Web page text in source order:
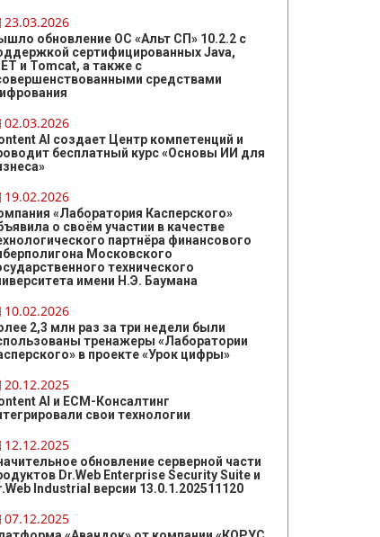
23.03.2026
обновление ОС «Альт СП» 10.2.2 с
сертифицированных Java,
и Tomcat, а также с
средствами
02.03.2026
AI создает Центр компетенций и
бесплатный курс «Основы ИИ для
19.02.2026
«Лаборатория Касперского»
о своём участии в качестве
партнёра финансового
Московского
технического
имени Н.Э. Баумана
10.02.2026
2,3 млн раз за три недели были
тренажеры «Лаборатории
в проекте «Урок цифры»
20.12.2025
AI и ЕСМ-Консалтинг
свои технологии
12.12.2025
обновление серверной части
Dr.Web Enterprise Security Suite и
Industrial версии 13.0.1.202511120
07.12.2025